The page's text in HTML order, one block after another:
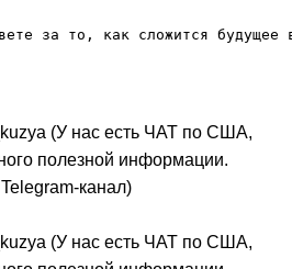
(У нас есть ЧАТ по США,
полезной информации.
канал)
(У нас есть ЧАТ по США,